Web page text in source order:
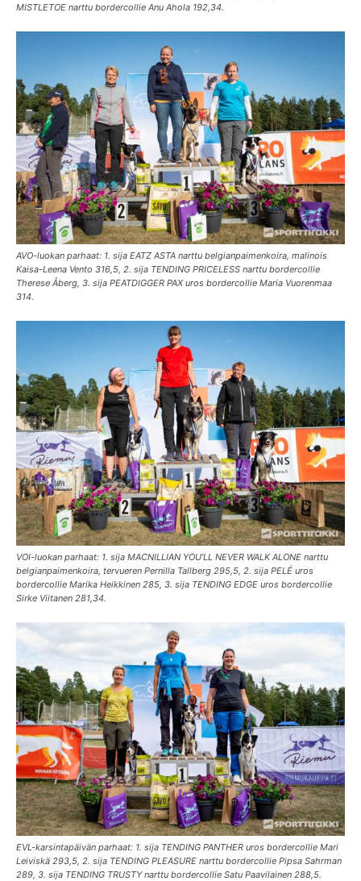
MISTLETOE narttu bordercollie Anu Ahola 192,34.
AVO-luokan parhaat: 1. sija EATZ ASTA narttu belgianpaimenkoira, malinois
Kaisa-Leena Vento 316,5, 2. sija TENDING PRICELESS narttu bordercollie
Therese Åberg, 3. sija PEATDIGGER PAX uros bordercollie Maria Vuorenmaa
314.
VOI-luokan parhaat: 1. sija MACNILLIAN YOU’LL NEVER WALK ALONE narttu
belgianpaimenkoira, tervueren Pernilla Tallberg 295,5, 2. sija PELÉ uros
bordercollie Marika Heikkinen 285, 3. sija TENDING EDGE uros bordercollie
Sirke Viitanen 281,34.
EVL-karsintapäivän parhaat: 1. sija TENDING PANTHER uros bordercollie Mari
Leiviskä 293,5, 2. sija TENDING PLEASURE narttu bordercollie Pipsa Sahrman
289, 3. sija TENDING TRUSTY narttu bordercollie Satu Paavilainen 288,5.